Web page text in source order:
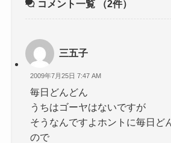
コメント一覧 （2件）
三五子
2009年7月25日 7:47 AM
毎日どんどん
うちはゴーヤはないですが
そうなんですよホントに毎日ど
ので